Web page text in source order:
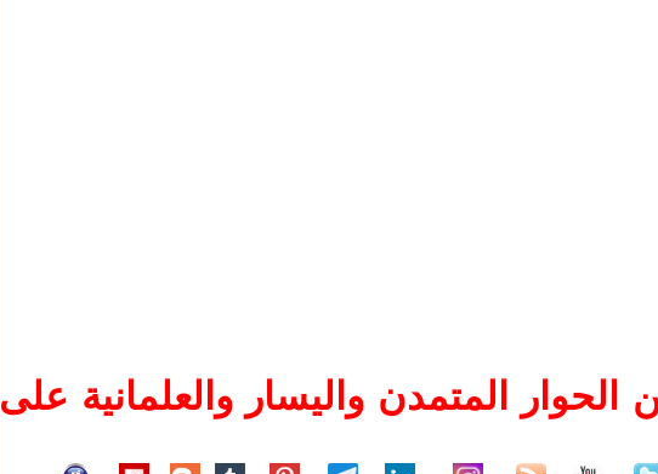
المتمدن واليسار والعلمانية على